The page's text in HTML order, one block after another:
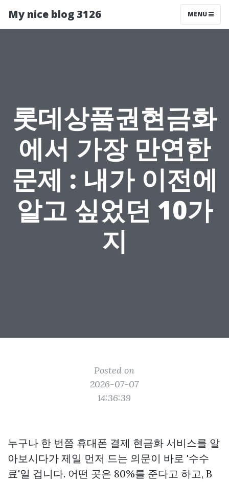
My nice blog 3126 MENU
롯데상품권현금화
에서 가장 만연한
문제 : 내가 이전에
알고 싶었던 10가
지
Posted on
2026-07-07
14:36:39
누구나 한 번쯤 휴대폰 결제 현금화 서비스를 알
아보시다가 제일 먼저 드는 의문이 바로 '수수
료'일 겁니다. 어떤 곳은 80%를 준다고 하고, B